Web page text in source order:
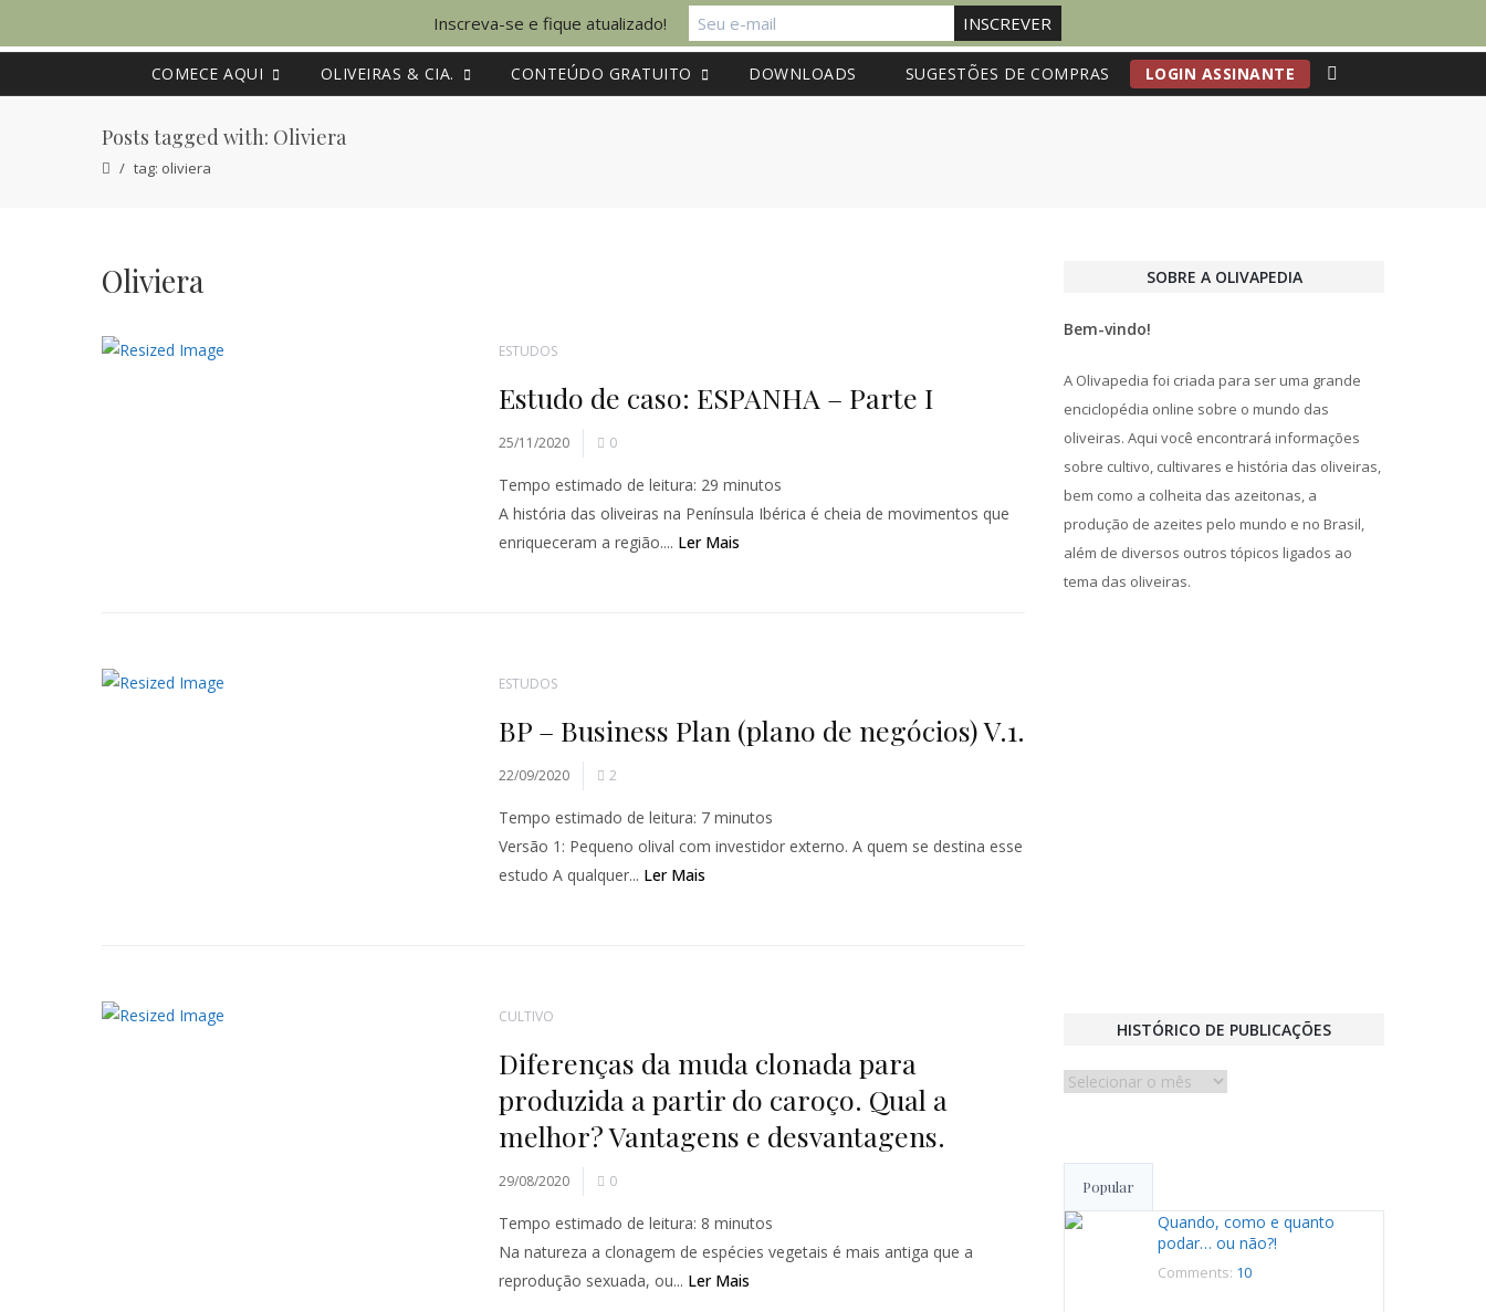
COMECE AQUI OLIVEIRAS & CIA. CONTEÚDO GRATUITO DOWNLOADS SUGESTÕES DE COMPRAS LOGIN ASSINANTE
Posts tagged with: Oliviera
tag: oliviera
Oliviera
ESTUDOS
Estudo de caso: ESPANHA – Parte I
25/11/2020 0
Tempo estimado de leitura: 29 minutos
A história das oliveiras na Península Ibérica é cheia de movimentos que
enriqueceram a região.... Ler Mais
ESTUDOS
BP – Business Plan (plano de negócios) V.1.
22/09/2020 2
Tempo estimado de leitura: 7 minutos
Versão 1: Pequeno olival com investidor externo. A quem se destina esse
estudo A qualquer... Ler Mais
CULTIVO
Diferenças da muda clonada para
produzida a partir do caroço. Qual a
melhor? Vantagens e desvantagens.
29/08/2020 0
Tempo estimado de leitura: 8 minutos
Na natureza a clonagem de espécies vegetais é mais antiga que a
reprodução sexuada, ou... Ler Mais
SOBRE A OLIVAPEDIA
Bem-vindo!
A Olivapedia foi criada para ser uma grande
enciclopédia online sobre o mundo das
oliveiras. Aqui você encontrará informações
sobre cultivo, cultivares e história das oliveiras,
bem como a colheita das azeitonas, a
produção de azeites pelo mundo e no Brasil,
além de diversos outros tópicos ligados ao
tema das oliveiras.
HISTÓRICO DE PUBLICAÇÕES
Histórico
Popular
Quando, como e quanto
podar… ou não?!
Comments: 10
Inscreva-se e fique atualizado!